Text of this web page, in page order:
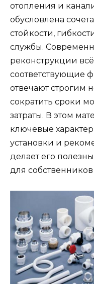
отопления и
обусловлена
стойкости,
службы.
реконструкции
соответствующие
отвечают строгим
сократить сроки
затраты. В этом
ключевые
установки и
делает его
для